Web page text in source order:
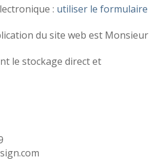
: utiliser le formulaire
du site web est Monsieur
le stockage direct et